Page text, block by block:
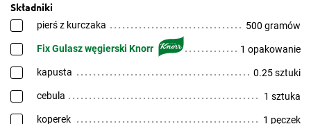
Składniki
pierś z kurczaka 500 gramów
Fix Gulasz węgierski Knorr 1 opakowanie
kapusta 0.25 sztuki
cebula 1 sztuka
koperek 1 pęczek